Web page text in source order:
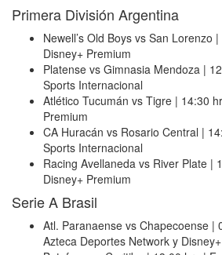
Primera División Argentina
Newell’s Old Boys vs San Lorenzo
Disney+ Premium
Platense vs Gimnasia Mendoza |
Sports Internacional
Atlético Tucumán vs Tigre | 14:30
Premium
CA Huracán vs Rosario Central |
Sports Internacional
Racing Avellaneda vs River Plate |
Disney+ Premium
Serie A Brasil
Atl. Paranaense vs Chapecoense |
Azteca Deportes Network y